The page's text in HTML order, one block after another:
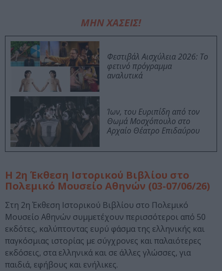
ΜΗΝ ΧΑΣΕΙΣ!
Φεστιβάλ Αισχύλεια 2026: Το
φετινό πρόγραμμα
αναλυτικά
Ίων, του Ευριπίδη από τον
Θωμά Μοσχόπουλο στο
Αρχαίο Θέατρο Επιδαύρου
Η 2η Έκθεση Ιστορικού Βιβλίου στο
Πολεμικό Μουσείο Αθηνών (03-07/06/26)
Στη 2η Έκθεση Ιστορικού Βιβλίου στο Πολεμικό
Μουσείο Αθηνών συμμετέχουν περισσότεροι από 50
εκδότες, καλύπτοντας ευρύ φάσμα της ελληνικής και
παγκόσμιας ιστορίας με σύγχρονες και παλαιότερες
εκδόσεις, στα ελληνικά και σε άλλες γλώσσες, για
παιδιά, εφήβους και ενήλικες.